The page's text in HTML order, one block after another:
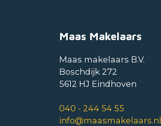
Maas Makelaars
Maas makelaars B.V.
Boschdijk 272
5612 HJ Eindhoven
040 - 244 54 55
info@maasmakelaars.nl